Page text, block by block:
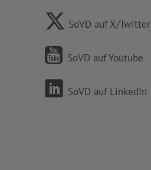
SoVD auf X/Twitter
SoVD auf Youtube
SoVD auf LinkedIn